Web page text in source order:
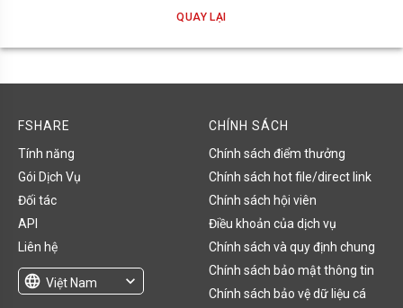
QUAY LẠI
FSHARE
Tính năng
Gói Dịch Vụ
Đối tác
API
Liên hệ
language Việt Nam
expand_more
CHÍNH SÁCH
Chính sách điểm thưởng
Chính sách hot file/direct link
Chính sách hội viên
Điều khoản của dịch vụ
Chính sách và quy định chung
Chính sách bảo mật thông tin
Chính sách bảo vệ dữ liệu cá